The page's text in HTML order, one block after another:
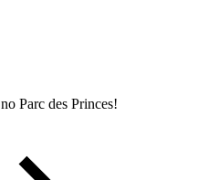
Parc des Princes!